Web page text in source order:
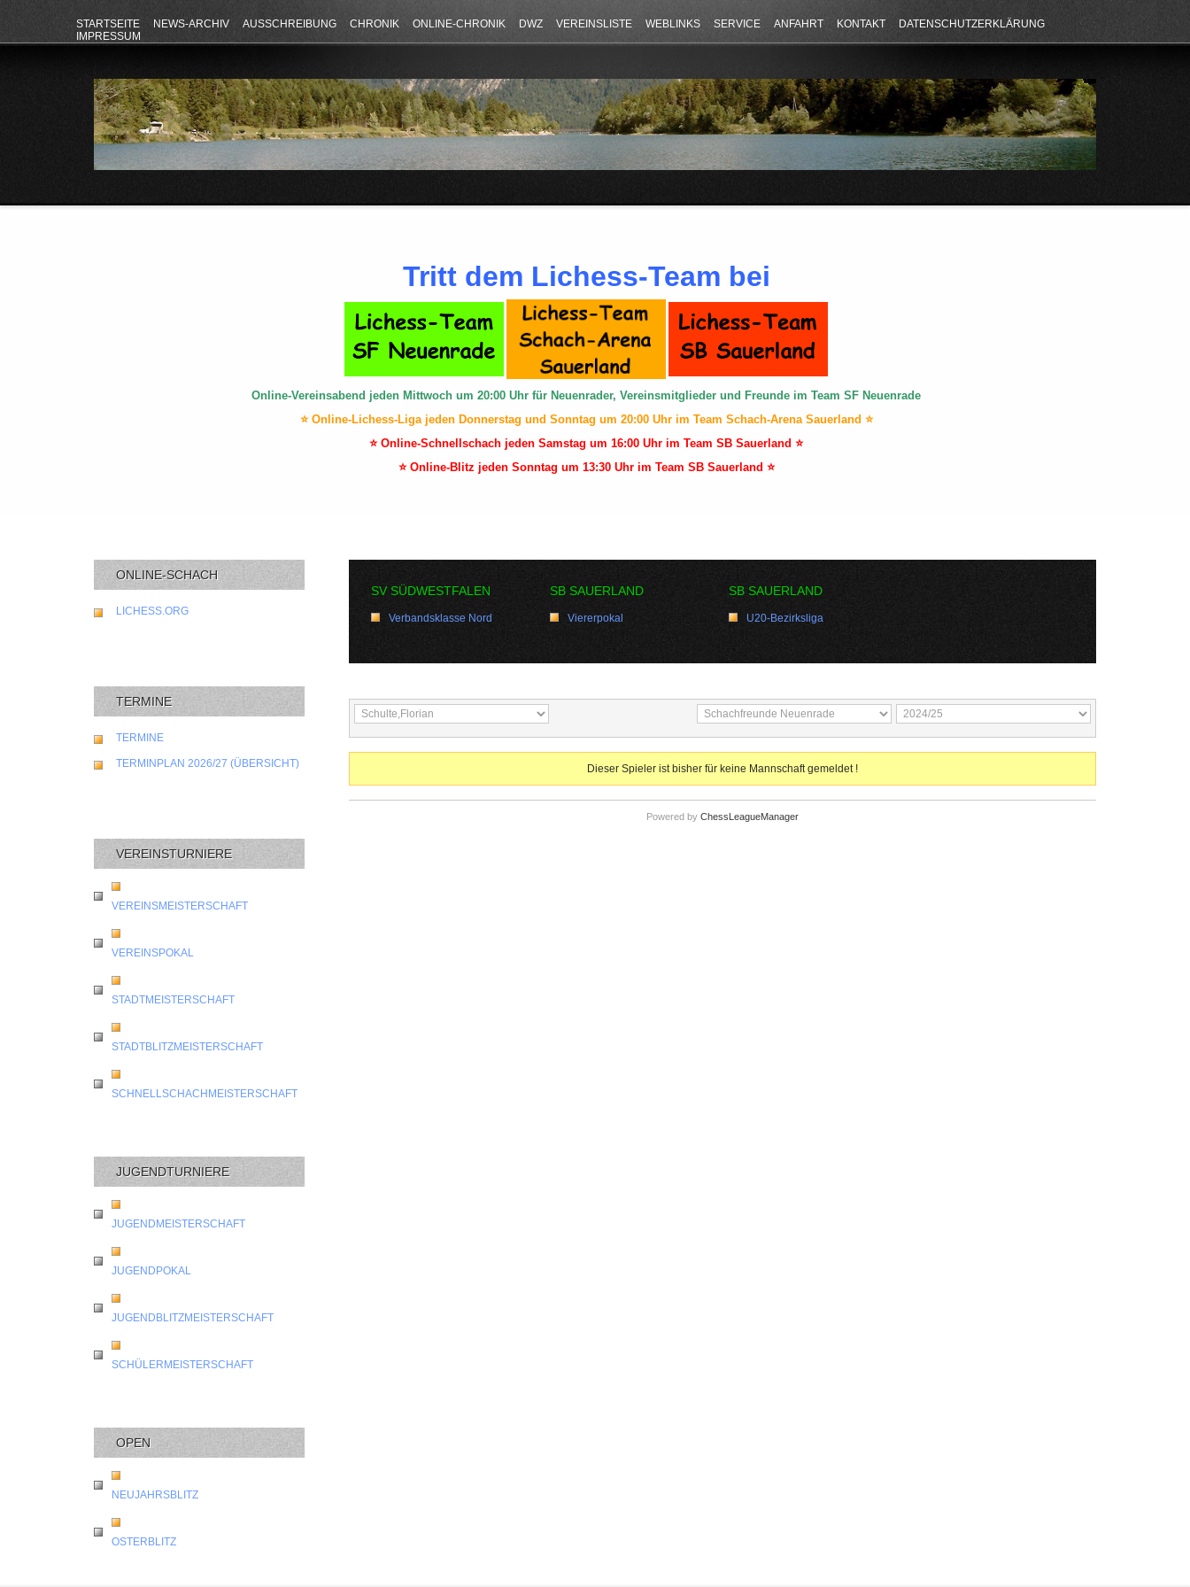
STARTSEITE NEWS-ARCHIV AUSSCHREIBUNG CHRONIK ONLINE-CHRONIK DWZ VEREINSLISTE WEBLINKS SERVICE ANFAHRT KONTAKT
DATENSCHUTZERKLÄRUNG
IMPRESSUM
Tritt dem Lichess-Team bei
Online-Vereinsabend jeden Mittwoch um 20:00 Uhr für Neuenrader, Vereinsmitglieder und Freunde im Team SF Neuenrade
⭐ Online-Lichess-Liga jeden Donnerstag und Sonntag um 20:00 Uhr im Team Schach-Arena Sauerland ⭐
⭐ Online-Schnellschach jeden Samstag um 16:00 Uhr im Team SB Sauerland ⭐
⭐ Online-Blitz jeden Sonntag um 13:30 Uhr im Team SB Sauerland ⭐
ONLINE-SCHACH
LICHESS.ORG
TERMINE
TERMINE
TERMINPLAN 2026/27 (ÜBERSICHT)
VEREINSTURNIERE
VEREINSMEISTERSCHAFT
VEREINSPOKAL
STADTMEISTERSCHAFT
STADTBLITZMEISTERSCHAFT
SCHNELLSCHACHMEISTERSCHAFT
JUGENDTURNIERE
JUGENDMEISTERSCHAFT
JUGENDPOKAL
JUGENDBLITZMEISTERSCHAFT
SCHÜLERMEISTERSCHAFT
OPEN
NEUJAHRSBLITZ
OSTERBLITZ
SV SÜDWESTFALEN
Verbandsklasse Nord
SB SAUERLAND
Viererpokal
SB SAUERLAND
U20-Bezirksliga
Dieser Spieler ist bisher für keine Mannschaft gemeldet !
Powered by ChessLeagueManager